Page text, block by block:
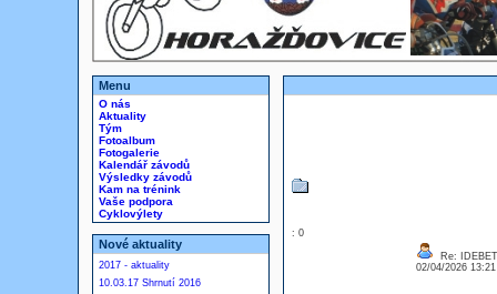
Menu
O nás
Aktuality
Tým
Fotoalbum
Fotogalerie
Kalendář závodů
Výsledky závodů
Kam na trénink
Vaše podpora
Cyklovýlety
Nové aktuality
2017 - aktuality
10.03.17 Shrnutí 2016
: 0
Re: IDEBET
02/04/2026